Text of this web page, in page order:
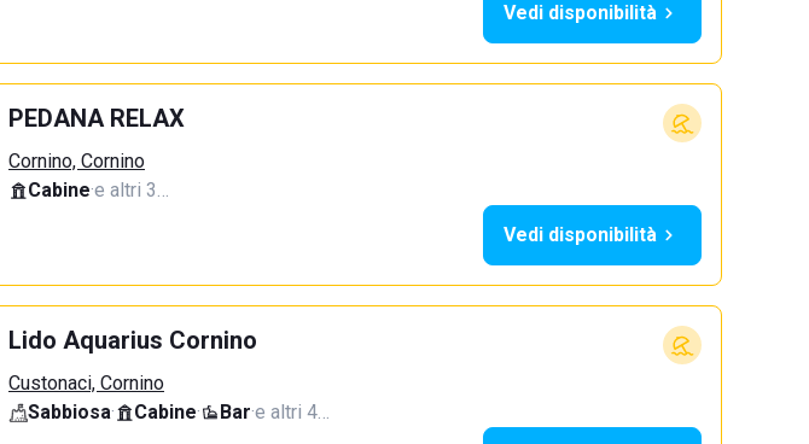
Vedi disponibilità
PEDANA RELAX
Cornino, Cornino
Cabine·e altri 3…
Vedi disponibilità
Lido Aquarius Cornino
Custonaci, Cornino
Sabbiosa· Cabine· Bar·e altri 4…